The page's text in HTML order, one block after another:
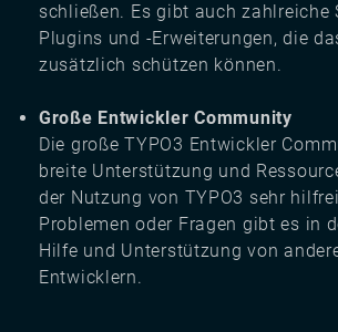
schließen. Es gibt auch zahlreiche
Plugins und -Erweiterungen, die
zusätzlich schützen können.
Große Entwickler Community
Die große TYPO3 Entwickler
breite Unterstützung und
der Nutzung von TYPO3 sehr
Problemen oder Fragen gibt es in
Hilfe und Unterstützung von
Entwicklern.